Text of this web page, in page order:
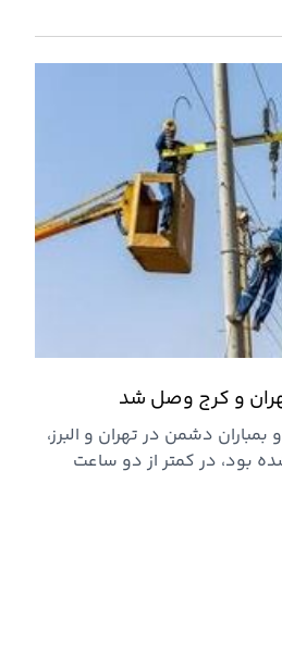
و کرج وصل شد
دشمن در تهران و البرز،
بود، در کمتر از دو ساعت